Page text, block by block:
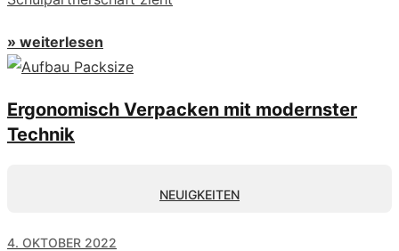
» weiterlesen
Ergonomisch Verpacken mit modernster
Technik
NEUIGKEITEN
4. OKTOBER 2022